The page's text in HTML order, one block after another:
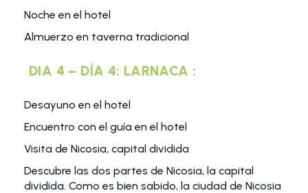
Noche en el hotel
Almuerzo en taverna tradicional
DIA 4 – DÍA 4: LARNACA :
Desayuno en el hotel
Encuentro con el guía en el hotel
Visita de Nicosia, capital dividida
Descubre las dos partes de Nicosia, la capital
dividida. Como es bien sabido, la ciudad de Nicosia